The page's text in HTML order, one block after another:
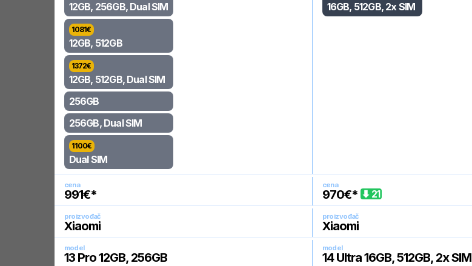
12GB, 256GB, Dual SIM
1081€
12GB, 512GB
1372€
12GB, 512GB, Dual SIM
256GB
256GB, Dual SIM
1100€
Dual SIM
16GB, 512GB, 2x SIM
cena
991€*
cena
970€* 21
proizvođač
Xiaomi
proizvođač
Xiaomi
model
13 Pro 12GB, 256GB
model
14 Ultra 16GB, 512GB, 2x SIM